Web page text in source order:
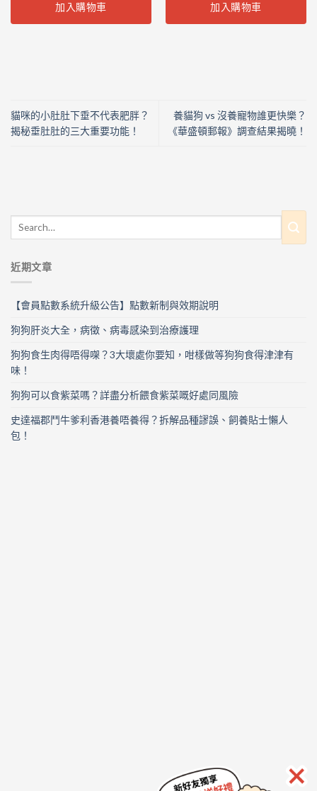
近期文章
【會員點數系統升級公告】點數新制與效期說明
狗狗肝炎大全，病徵、病毒感染到治療護理
狗狗食生肉得唔得㗎？3大壞處你要知，咁樣做等狗狗食得津津有
味！
狗狗可以食紫菜嗎？詳盡分析餵食紫菜嘅好處同風險
史達福郡鬥牛爹利香港養唔養得？拆解品種謬誤、飼養貼士懶人
包！
加入購物車 加入購物車
貓咪的小肚肚下垂不代表肥胖？
揭秘垂肚肚的三大重要功能！
養貓狗 vs 沒養寵物誰更快樂？
《華盛頓郵報》調查結果揭曉！